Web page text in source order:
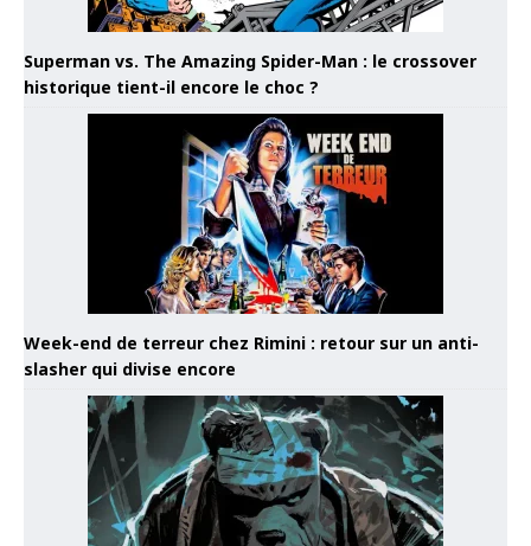
Superman vs. The Amazing Spider-Man : le crossover
historique tient-il encore le choc ?
Week-end de terreur chez Rimini : retour sur un anti-
slasher qui divise encore